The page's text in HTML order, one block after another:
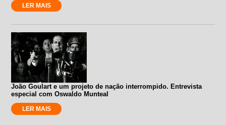
LER MAIS
João Goulart e um projeto de nação interrompido. Entrevista
especial com Oswaldo Munteal
LER MAIS